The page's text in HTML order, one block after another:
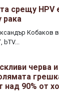
срещу HPV
рака
Кобаков
черва и
над 90% от